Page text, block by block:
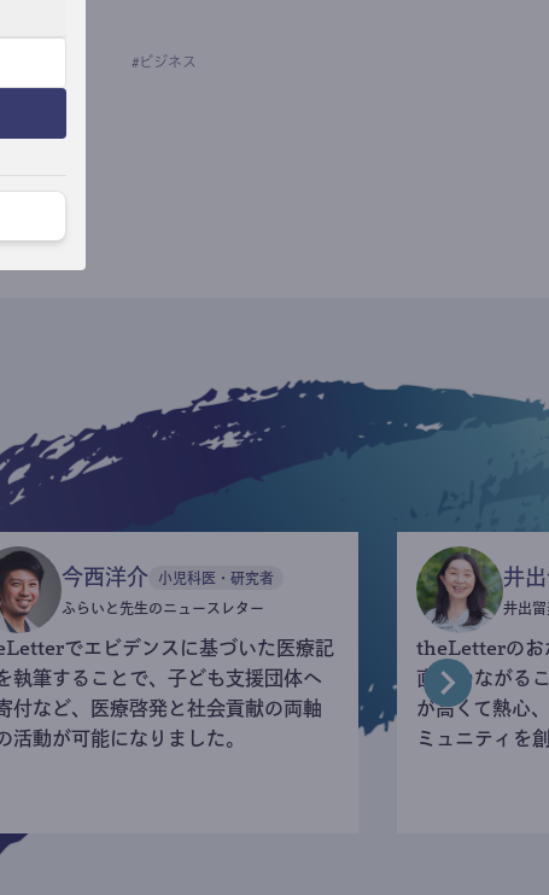
# ビジネス
今西洋介 小児科医・研究者
ふらいと先生のニュースレター
でエビデンスに基づいた医療記
執筆することで、子ども支援団体へ
付など、医療啓発と社会貢献の両軸
活動が可能になりました。
井
井出
theLetterのお
直接つながる
が高くて熱心
ミュニティを